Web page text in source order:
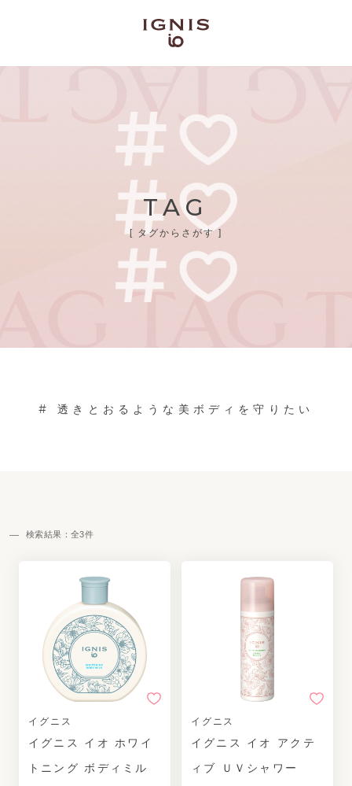
TAG
[ タグからさがす ]
# 透きとおるような美ボディを守りたい
検索結果：全3件
イグニス
イグニス イオ ホワイ
トニング ボディミル
イグニス
イグニス イオ アクテ
ィブ ＵＶシャワー